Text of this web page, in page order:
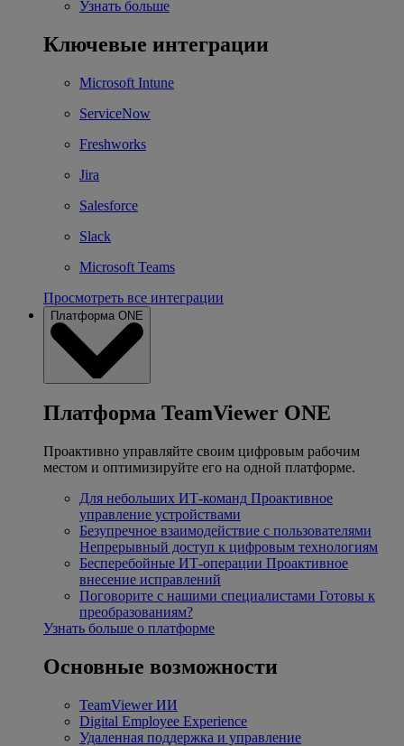
Узнать больше
Ключевые интеграции
Microsoft Intune
ServiceNow
Freshworks
Jira
Salesforce
Slack
Microsoft Teams
Просмотреть все интеграции
Платформа ONE
Платформа TeamViewer ONE
Проактивно управляйте своим цифровым рабочим
местом и оптимизируйте его на одной платформе.
Для небольших ИТ-команд Проактивное
управление устройствами
Безупречное взаимодействие с пользователями
Непрерывный доступ к цифровым технологиям
Бесперебойные ИТ-операции Проактивное
внесение исправлений
Поговорите с нашими специалистами Готовы к
преобразованиям?
Узнать больше о платформе
Основные возможности
TeamViewer ИИ
Digital Employee Experience
Удаленная поддержка и управление